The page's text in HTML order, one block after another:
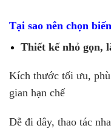
Tại sao nên chọn
Thiết kế nhỏ gọn,
Kích thước tối ưu,
gian hạn chế
Dễ đi dây, thao tác